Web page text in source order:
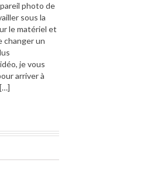
photo de
sous la
le matériel et
changer un
je vous
arriver à